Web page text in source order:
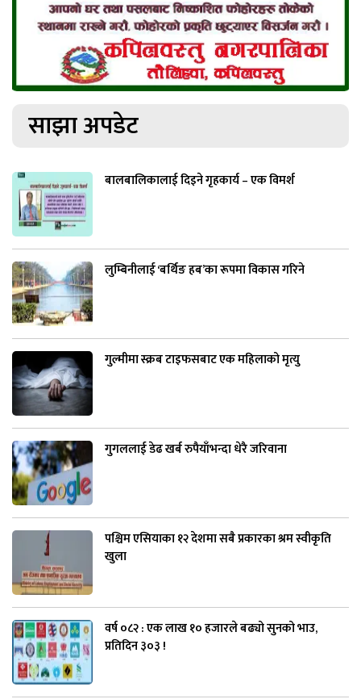
साझा अपडेट
बालबालिकालाई दिइने गृहकार्य – एक विमर्श
लुम्बिनीलाई ‘बर्थिङ हब’का रूपमा विकास गरिने
गुल्मीमा स्क्रब टाइफसबाट एक महिलाको मृत्यु
गुगललाई डेढ खर्ब रुपैयाँभन्दा धेरै जरिवाना
पश्चिम एसियाका १२ देशमा सबै प्रकारका श्रम स्वीकृति
खुला
वर्ष ०८२ : एक लाख १० हजारले बढ्यो सुनको भाउ,
प्रतिदिन ३०३ !